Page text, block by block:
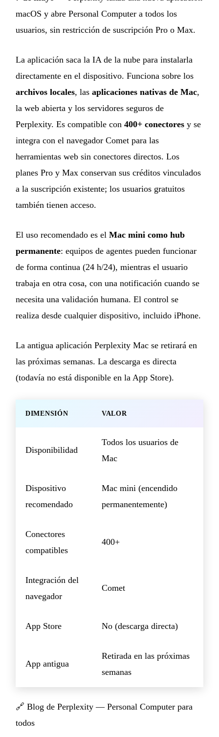
macOS y abre Personal Computer a todos los
usuarios, sin restricción de suscripción Pro o Max.
La aplicación saca la IA de la nube para instalarla
directamente en el dispositivo. Funciona sobre los
archivos locales, las aplicaciones nativas de Mac,
la web abierta y los servidores seguros de
Perplexity. Es compatible con 400+ conectores y se
integra con el navegador Comet para las
herramientas web sin conectores directos. Los
planes Pro y Max conservan sus créditos vinculados
a la suscripción existente; los usuarios gratuitos
también tienen acceso.
El uso recomendado es el Mac mini como hub
permanente: equipos de agentes pueden funcionar
de forma continua (24 h/24), mientras el usuario
trabaja en otra cosa, con una notificación cuando se
necesita una validación humana. El control se
realiza desde cualquier dispositivo, incluido iPhone.
La antigua aplicación Perplexity Mac se retirará en
las próximas semanas. La descarga es directa
(todavía no está disponible en la App Store).
DIMENSIÓN VALOR
Disponibilidad
Todos los usuarios de
Mac
Dispositivo
recomendado
Mac mini (encendido
permanentemente)
Conectores
compatibles
400+
Integración del
navegador
Comet
App Store No (descarga directa)
App antigua
Retirada en las próximas
semanas
🔗 Blog de Perplexity — Personal Computer para
todos